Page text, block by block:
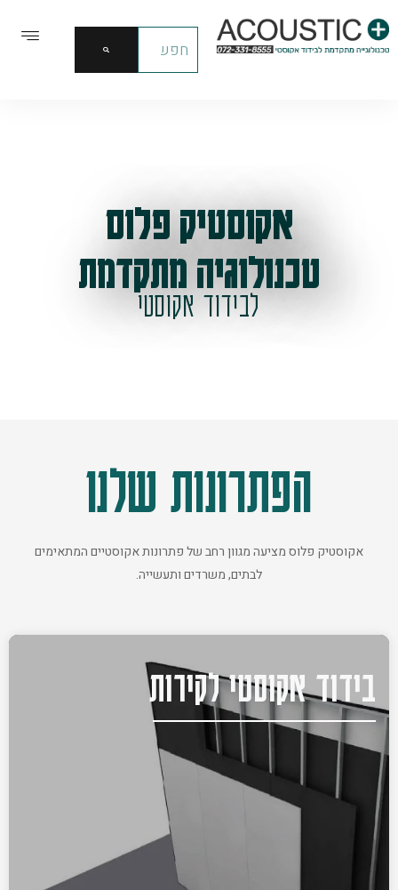
אקוסטיק פלוס
טכנולוגיה מתקדמת
לבידוד אקוסטי
הפתרונות שלנו
אקוסטיק פלוס מציעה מגוון רחב של פתרונות אקוסטיים המתאימים
לבתים, משרדים ותעשייה.
בידוד אקוסטי לקירות